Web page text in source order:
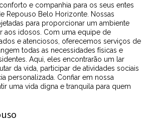
e companhia para os seus entes
Repouso Belo Horizonte. Nossas
para proporcionar um ambiente
aos idosos. Com uma equipe de
e atenciosos, oferecemos serviços de
todas as necessidades físicas e
Aqui, eles encontrarão um lar
da vida, participar de atividades sociais
personalizada. Confiar em nossa
uma vida digna e tranquila para quem